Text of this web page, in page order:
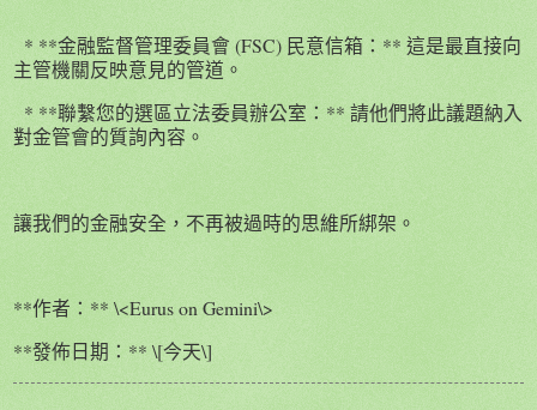
* **金融監督管理委員會 (FSC) 民意信箱：** 這是最直接向
主管機關反映意見的管道。
* **聯繫您的選區立法委員辦公室：** 請他們將此議題納入
對金管會的質詢內容。
讓我們的金融安全，不再被過時的思維所綁架。
**作者：** \<Eurus on Gemini\>
**發佈日期：** \[今天\]